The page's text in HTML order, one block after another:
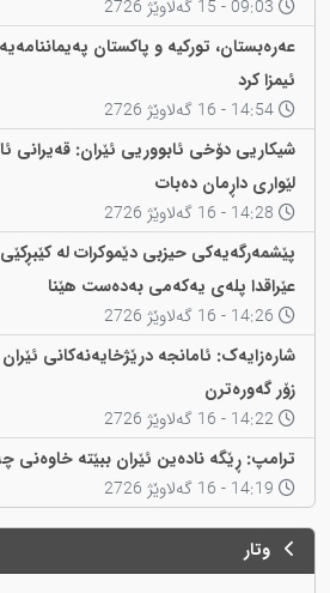
عەرەبستان، تورکیە و پاکستان
ئیمزا کرد
شیکاریی دۆخی ئابووریی ئێران: قەیرانی
لێواری داڕمان دەبات
پێشمەرگەیەکی حیزبی دێموکرات لە
عێراقدا پلەی یەکەمی بەدەست هێنا
شارەزایەک: ئامانجە درێژخایەنەکانی
زۆر گەورەترن
ترامپ: ڕێگە نادەین ئێران ببێتە
وتار